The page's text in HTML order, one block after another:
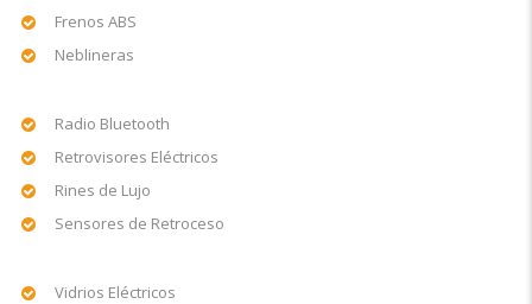
Frenos ABS
Neblineras
Radio Bluetooth
Retrovisores Eléctricos
Rines de Lujo
Sensores de Retroceso
Vidrios Eléctricos